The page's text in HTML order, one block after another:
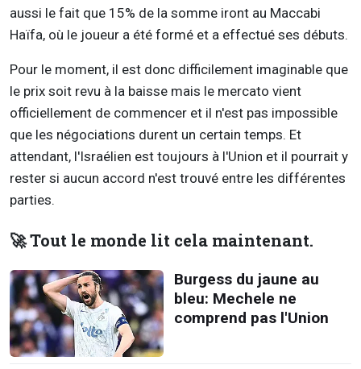
aussi le fait que 15% de la somme iront au Maccabi
Haïfa, où le joueur a été formé et a effectué ses débuts.
Pour le moment, il est donc difficilement imaginable que
le prix soit revu à la baisse mais le mercato vient
officiellement de commencer et il n'est pas impossible
que les négociations durent un certain temps. Et
attendant, l'Israélien est toujours à l'Union et il pourrait y
rester si aucun accord n'est trouvé entre les différentes
parties.
🚀 Tout le monde lit cela maintenant.
Burgess du jaune au
bleu: Mechele ne
comprend pas l'Union